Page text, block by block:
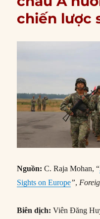
chiến lược
Nguồn: C. Raja Mohan, “
Sights on Europe”,
Biên dịch: Viên Đăng